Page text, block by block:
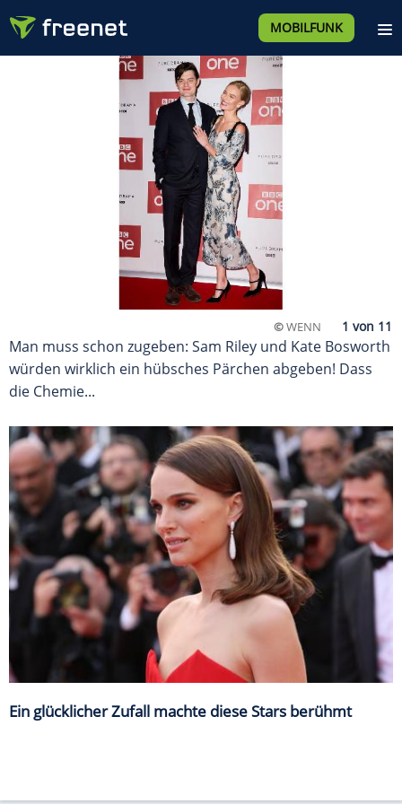
MOBILFUNK
©WENN
Man muss schon zugeben: Sam Riley und Kate Bosworth
würden wirklich ein hübsches Pärchen abgeben! Dass
die Chemie...
Ein glücklicher Zufall machte diese Stars berühmt